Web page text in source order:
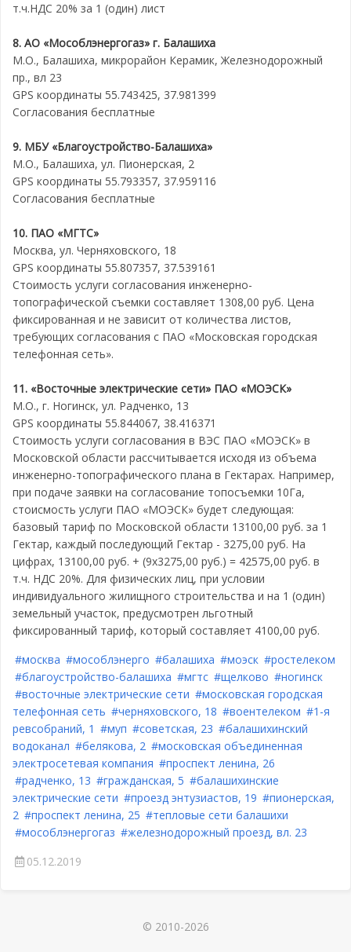
т.ч.НДС 20% за 1 (один) лист
8. АО «Мособлэнергогаз» г. Балашиха
М.О., Балашиха, микрорайон Керамик, Железнодорожный
пр., вл 23
GPS координаты 55.743425, 37.981399
Согласования бесплатные
9. МБУ «Благоустройство-Балашиха»
М.О., Балашиха, ул. Пионерская, 2
GPS координаты 55.793357, 37.959116
Согласования бесплатные
10. ПАО «МГТС»
Москва, ул. Черняховского, 18
GPS координаты 55.807357, 37.539161
Стоимость услуги согласования инженерно-
топографической съемки составляет 1308,00 руб. Цена
фиксированная и не зависит от количества листов,
требующих согласования с ПАО «Московская городская
телефонная сеть».
11. «Восточные электрические сети» ПАО «МОЭСК»
М.О., г. Ногинск, ул. Радченко, 13
GPS координаты 55.844067, 38.416371
Стоимость услуги согласования в ВЭС ПАО «МОЭСК» в
Московской области рассчитывается исходя из объема
инженерно-топографического плана в Гектарах. Например,
при подаче заявки на согласование топосъемки 10Га,
стоисмость услуги ПАО «МОЭСК» будет следующая:
базовый тариф по Московской области 13100,00 руб. за 1
Гектар, каждый последующий Гектар - 3275,00 руб. На
цифрах, 13100,00 руб. + (9х3275,00 руб.) = 42575,00 руб. в
т.ч. НДС 20%. Для физических лиц, при условии
индивидуального жилищного строительства и на 1 (один)
земельный участок, предусмотрен льготный
фиксированный тариф, который составляет 4100,00 руб.
#москва #мособлэнерго #балашиха #моэск #ростелеком
#благоустройство-балашиха #мгтс #щелково #ногинск
#восточные электрические сети #московская городская
телефонная сеть #черняховского, 18 #воентелеком #1-я
ревсобраний, 1 #муп #советская, 23 #балашихинский
водоканал #белякова, 2 #московская объединенная
электросетевая компания #проспект ленина, 26
#радченко, 13 #гражданская, 5 #балашихинские
электрические сети #проезд энтузиастов, 19 #пионерская,
2 #проспект ленина, 25 #тепловые сети балашихи
#мособлэнергогаз #железнодорожный проезд, вл. 23
05.12.2019
© 2010-2026